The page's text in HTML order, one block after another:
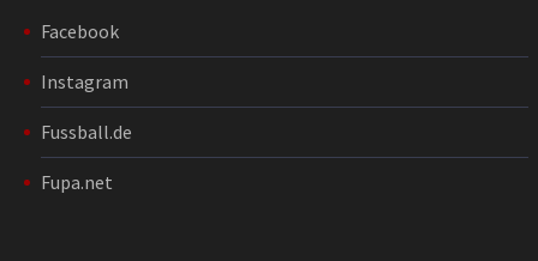
Facebook
Instagram
Fussball.de
Fupa.net